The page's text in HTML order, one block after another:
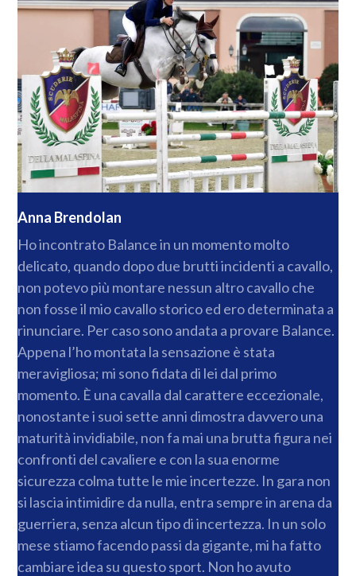
Anna Brendolan
Ho incontrato Balance in un momento molto
delicato, quando dopo due brutti incidenti a cavallo,
non potevo più montare nessun altro cavallo che
non fosse il mio cavallo storico ed ero determinata a
rinunciare. Per caso sono andata a provare Balance.
Appena l’ho montata la sensazione è stata
meravigliosa; mi sono fidata di lei dal primo
momento. È una cavalla dal carattere eccezionale,
nonostante i suoi sette anni dimostra davvero una
maturità invidiabile, non fa mai una brutta figura nei
confronti del cavaliere e con la sua enorme
sicurezza colma tutte le mie incertezze. In gara non
si lascia intimidire da nulla, entra sempre in arena da
guerriera, senza alcun tipo di incertezza. In un solo
mese stiamo facendo passi da gigante, mi ha fatto
cambiare idea su questo sport. Non ho avuto